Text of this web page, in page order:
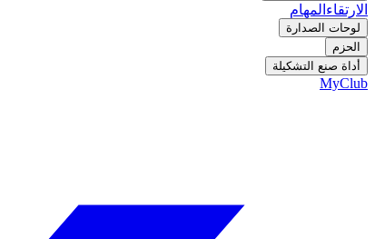
الارتقاء المهام
لوحات الصدارة
الحزم
أداة صنع التشكيلة
MyClub